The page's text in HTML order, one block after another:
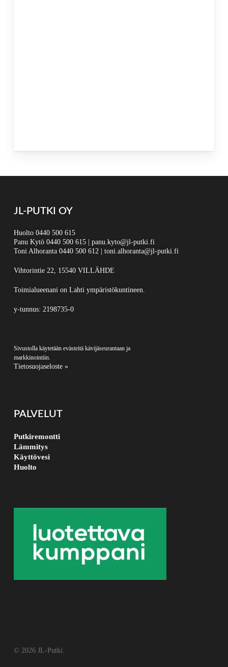
JL-PUTKI OY
Huolto 0440 500 615
Panu Kytö 0440 500 615| panu.kyto@jl-putki.fi
Toni Alhoranta 0440 500 612| toni.alhoranta@jl-putki.fi
Vihtorintie 22, 15540 VILLÄHDE
Toimialueenani on Lahti ympäristökuntineen.
y-tunnus: 2198735-0
Sivustolla käytetään evästeitä kävijäseurantaan ja
markkinointiin.
Tietosuojaseloste »
PALVELUT
Putkiremontti
Lämmitys
Käyttövesi
Huolto
© 2026 JL-Putki.